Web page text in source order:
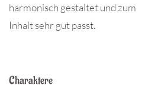
harmonisch gestaltet und zum
Inhalt sehr gut passt.
Charaktere